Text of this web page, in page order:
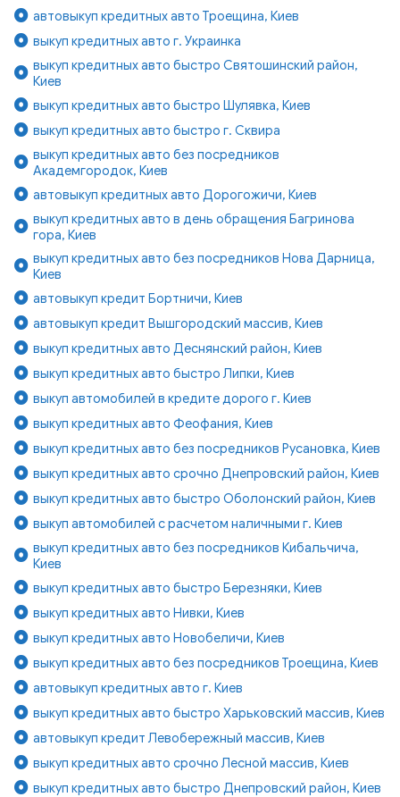
автовыкуп кредитных авто Троещина, Киев
выкуп кредитных авто г. Украинка
выкуп кредитных авто быстро Святошинский район,
Киев
выкуп кредитных авто быстро Шулявка, Киев
выкуп кредитных авто быстро г. Сквира
выкуп кредитных авто без посредников
Академгородок, Киев
автовыкуп кредитных авто Дорогожичи, Киев
выкуп кредитных авто в день обращения Багринова
гора, Киев
выкуп кредитных авто без посредников Нова Дарница,
Киев
автовыкуп кредит Бортничи, Киев
автовыкуп кредит Вышгородский массив, Киев
выкуп кредитных авто Деснянский район, Киев
выкуп кредитных авто быстро Липки, Киев
выкуп автомобилей в кредите дорого г. Киев
выкуп кредитных авто Феофания, Киев
выкуп кредитных авто без посредников Русановка, Киев
выкуп кредитных авто срочно Днепровский район, Киев
выкуп кредитных авто быстро Оболонский район, Киев
выкуп автомобилей с расчетом наличными г. Киев
выкуп кредитных авто без посредников Кибальчича,
Киев
выкуп кредитных авто быстро Березняки, Киев
выкуп кредитных авто Нивки, Киев
выкуп кредитных авто Новобеличи, Киев
выкуп кредитных авто без посредников Троещина, Киев
автовыкуп кредитных авто г. Киев
выкуп кредитных авто быстро Харьковский массив, Киев
автовыкуп кредит Левобережный массив, Киев
выкуп кредитных авто срочно Лесной массив, Киев
выкуп кредитных авто быстро Днепровский район, Киев